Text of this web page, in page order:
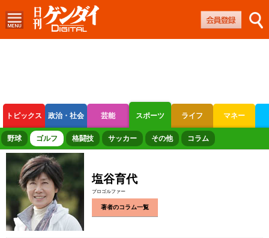
トピックス 政治・社会 芸能 スポーツ ライフ マネー
ボートレース 競輪 オートレース
野球 ゴルフ 格闘技 サッカー その他 コラム
塩谷育代
プロゴルファー
著者のコラム一覧